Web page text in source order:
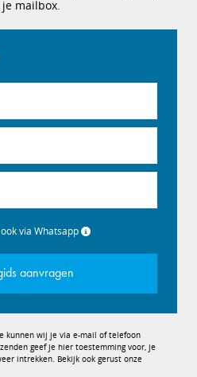
mailbox.
via Whatsapp
aanvragen
kunnen wij je via e-mail of telefoon
geef je hier toestemming voor, je
intrekken. Bekijk ook gerust onze